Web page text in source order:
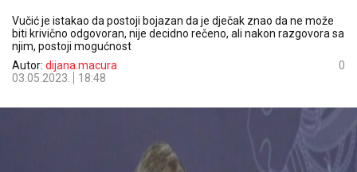
Vučić je istakao da postoji bojazan da je dječak znao da ne može
biti krivično odgovoran, nije decidno rečeno, ali nakon razgovora sa
njim, postoji mogućnost
Autor: dijana.macura
03.05.2023.
18:48
0